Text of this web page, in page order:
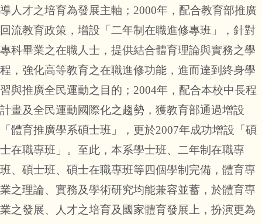
導人才之培育為發展主軸； 2000年，配合教育部推廣
回流教育政策，增設「二年制在職進修專班」，針對
專科畢業之在職人士，提供結合體育理論與實務之學
程，強化高等教育之在職進修功能，進而達到終身學
習與推廣全民運動之目的； 2004年，配合本校中長程
計畫及全民運動國際化之趨勢，獲教育部通過增設
「體育推廣學系碩士班」，更於2007年成功增設「碩
士在職專班」。至此，本系學士班、二年制在職專
班、碩士班、碩士在職專班等四個學制完備，體育專
業之理論、實務及學術研究均能兼容並蓄，於體育專
業之發展、人才之培育及國家體育發展上，扮演更為